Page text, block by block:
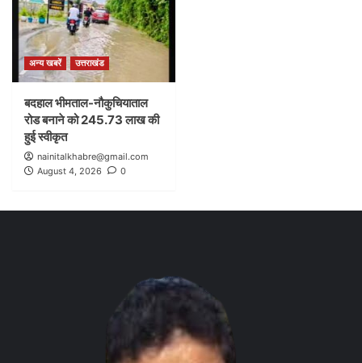
अन्य खबरें उत्तराखंड
बदहाल भीमताल-नौकुचियाताल
रोड बनाने को 245.73 लाख की
हुई स्वीकृत
nainitalkhabre@gmail.com
August 4, 2026
0